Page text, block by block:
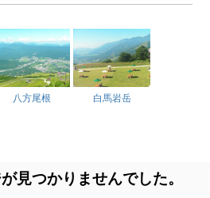
八方尾根 白馬岩岳